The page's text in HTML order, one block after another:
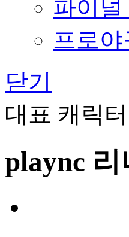
파이널
프로야
닫기
대표 캐릭
plaync 리